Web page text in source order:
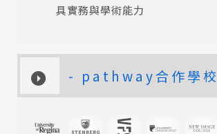
具實務與學術能力
- pathway合作學校